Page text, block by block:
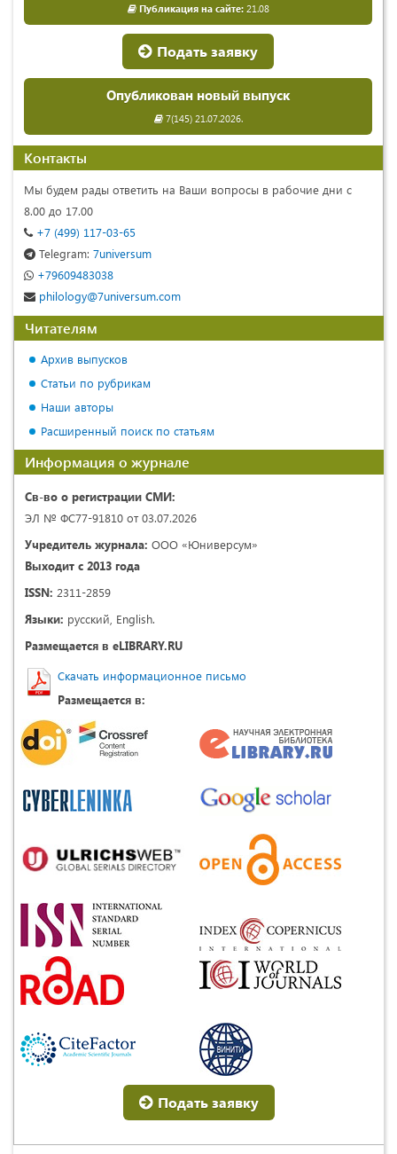
Публикация на сайте:21.08
Подать заявку
Опубликован новый выпуск
7(145) 21.07.2026.
Контакты
Мы будем рады ответить на Ваши вопросы в рабочие дни с
8.00 до 17.00
+7 (499) 117-03-65
Telegram: 7universum
+79609483038
philology@7universum.com
Читателям
Архив выпусков
Статьи по рубрикам
Наши авторы
Расширенный поиск по статьям
Информация о журнале
Св-во о регистрации СМИ:
ЭЛ № ФС77-91810 от 03.07.2026
Учредитель журнала: ООО «Юниверсум»
Выходит с 2013 года
ISSN: 2311-2859
Языки: русский, English.
Размещается в eLIBRARY.RU
Скачать информационное письмо
Размещается в:
Подать заявку